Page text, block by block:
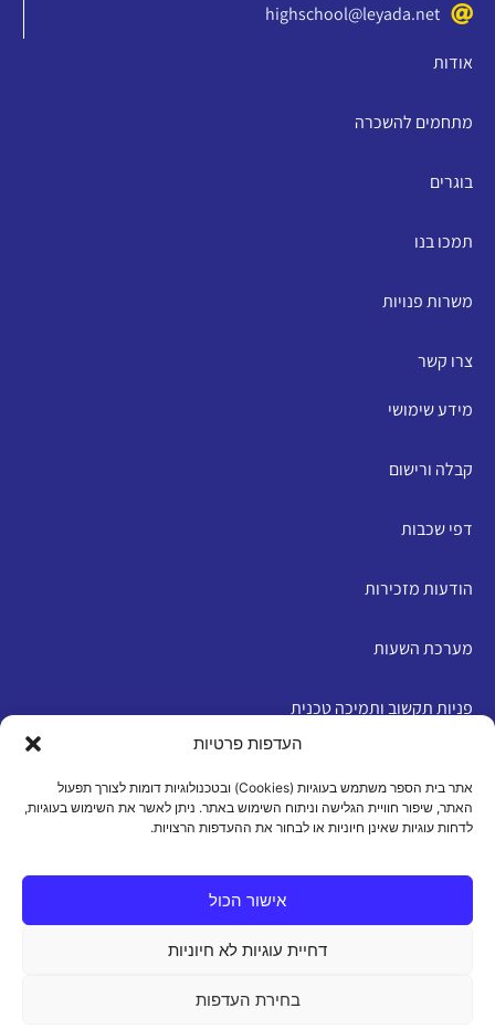
העדפות פרטיות
אתר בית הספר משתמש בעוגיות (Cookies) ובטכנולוגיות דומות לצורך תפעול
האתר, שיפור חוויית הגלישה וניתוח השימוש באתר. ניתן לאשר את השימוש בעוגיות,
לדחות עוגיות שאינן חיוניות או לבחור את ההעדפות הרצויות.
אישור הכול
דחיית עוגיות לא חיוניות
בחירת העדפות
highschool@leyada.net
אודות
מתחמים להשכרה
בוגרים
תמכו בנו
משרות פנויות
צרו קשר
מידע שימושי
קבלה ורישום
דפי שכבות
הודעות מזכירות
מערכת השעות
פניות תקשוב ותמיכה טכנית
מדיניות פרטיות|תנאי שימוש|הצהרת נגישות|מדיניות
עוגיות